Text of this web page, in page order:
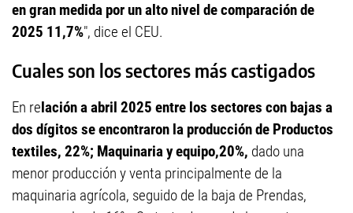
en gran medida por un alto nivel de comparación de
2025 11,7%", dice el CEU.
Cuales son los sectores más castigados
En relación a abril 2025 entre los sectores con bajas a
dos dígitos se encontraron la producción de Productos
textiles, 22%; Maquinaria y equipo,20%, dado una
menor producción y venta principalmente de la
maquinaria agrícola, seguido de la baja de Prendas,